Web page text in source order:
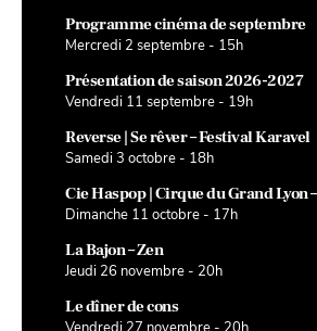
Programme cinéma de septembre
Mercredi 2 septembre - 15h
Présentation de saison 2026-2027
Vendredi 11 septembre - 19h
Reverse | Se rêver – Festival Karavel
Samedi 3 octobre - 18h
Cie Haspop | Cirque du Grand Lyon
Dimanche 11 octobre - 17h
La Bajon – Zen
Jeudi 26 novembre - 20h
Le dîner de cons